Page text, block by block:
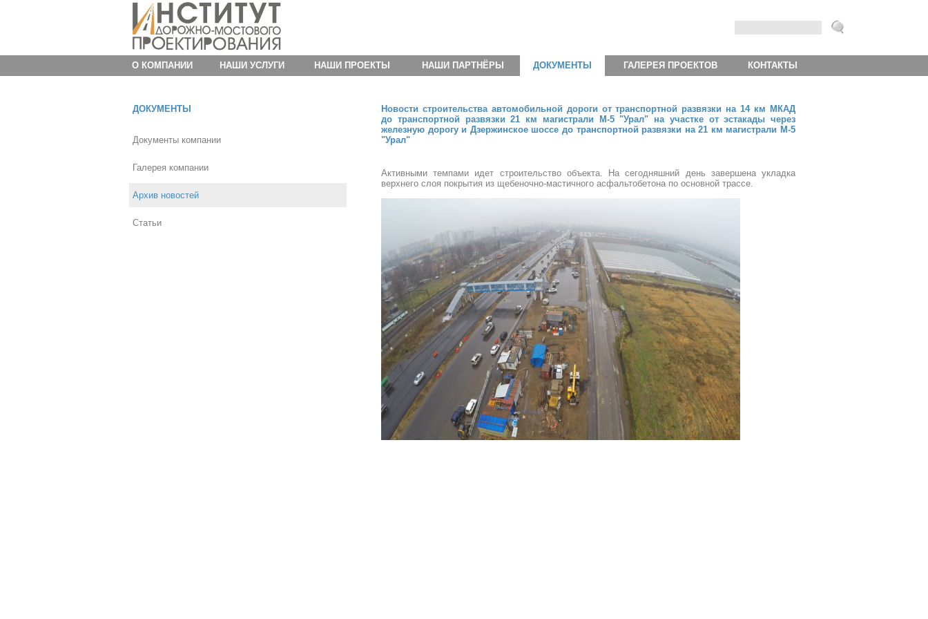
О КОМПАНИИ НАШИ УСЛУГИ НАШИ ПРОЕКТЫ НАШИ ПАРТНЁРЫ ДОКУМЕНТЫ ГАЛЕРЕЯ ПРОЕКТОВ КОНТАКТЫ
ДОКУМЕНТЫ
Документы компании
Галерея компании
Архив новостей
Статьи
Новости строительства автомобильной дороги от транспортной развязки на 14 км МКАД
до транспортной развязки 21 км магистрали М-5 "Урал" на участке от эстакады через
железную дорогу и Дзержинское шоссе до транспортной развязки на 21 км магистрали М-5
"Урал"
Активными темпами идет строительство объекта. На сегодняшний день завершена укладка
верхнего слоя покрытия из щебеночно-мастичного асфальтобетона по основной трассе.